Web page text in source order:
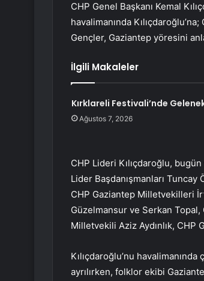
CHP Genel Başkanı Kemal
havalimanında
Gençler, Gaziantep yöresini
İlgili Makaleler
Kırklareli Festivali’nde
Ağustos 7, 2026
CHP Lideri Kılıçdaroğlu,
Lider Başdanışmanları Tuncay
CHP Gaziantep Milletvekilleri
Güzelmansur ve Serkan
Milletvekili Aziz Aydınlık, CHP
Kılıçdaroğlu’nu havalimanında
ayrılırken, folklor ekibi